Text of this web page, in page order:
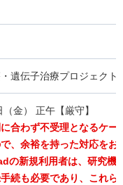
遺伝子治療プロジェクト
金） 正午【厳守】
合わず不受理となるケー
、余裕を持った対応をお
の新規利用者は、研究機
続も必要であり、これら